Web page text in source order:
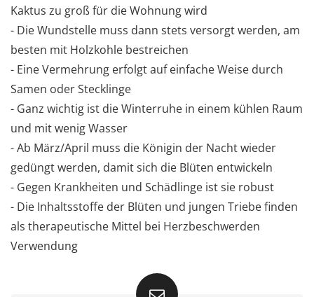
Kaktus zu groß für die Wohnung wird
- Die Wundstelle muss dann stets versorgt werden, am
besten mit Holzkohle bestreichen
- Eine Vermehrung erfolgt auf einfache Weise durch
Samen oder Stecklinge
- Ganz wichtig ist die Winterruhe in einem kühlen Raum
und mit wenig Wasser
- Ab März/April muss die Königin der Nacht wieder
gedüngt werden, damit sich die Blüten entwickeln
- Gegen Krankheiten und Schädlinge ist sie robust
- Die Inhaltsstoffe der Blüten und jungen Triebe finden
als therapeutische Mittel bei Herzbeschwerden
Verwendung